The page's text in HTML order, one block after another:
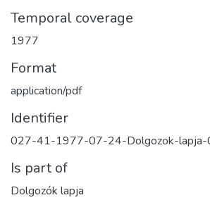
Temporal coverage
1977
Format
application/pdf
Identifier
027-41-1977-07-24-Dolgozok-
Is part of
Dolgozók lapja